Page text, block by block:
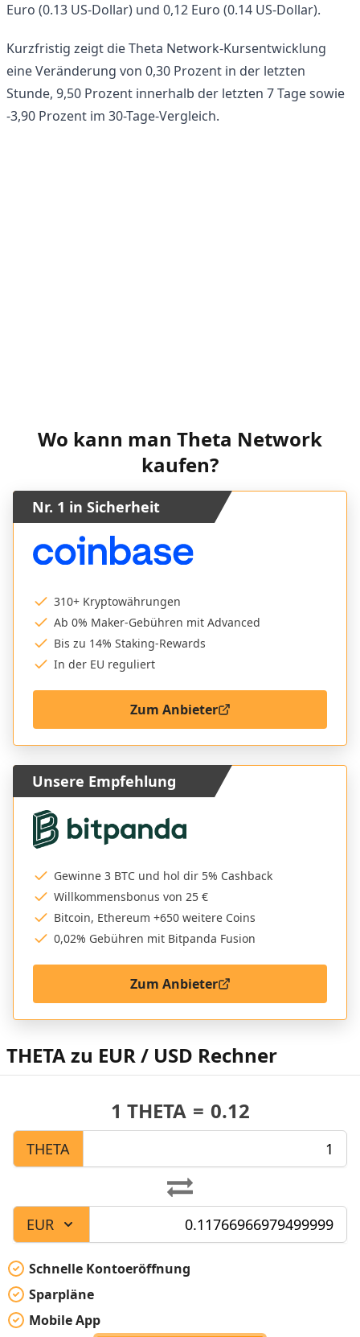
Euro (0.13 US-Dollar) und 0,12 Euro (0.14 US-Dollar).
Kurzfristig zeigt die Theta Network-Kursentwicklung
eine Veränderung von 0,30 Prozent in der letzten
Stunde, 9,50 Prozent innerhalb der letzten 7 Tage sowie
-3,90 Prozent im 30-Tage-Vergleich.
Wo kann man Theta Network
kaufen?
Nr. 1 in Sicherheit
310+ Kryptowährungen
Ab 0% Maker-Gebühren mit Advanced
Bis zu 14% Staking-Rewards
In der EU reguliert
Zum Anbieter
Unsere Empfehlung
Gewinne 3 BTC und hol dir 5% Cashback
Willkommensbonus von 25 €
Bitcoin, Ethereum +650 weitere Coins
0,02% Gebühren mit Bitpanda Fusion
Zum Anbieter
THETA zu EUR / USD Rechner
1 THETA = 0.12
THETA
EUR
Schnelle Kontoeröffnung
Sparpläne
Mobile App